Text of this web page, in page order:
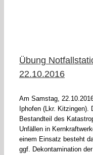
Übung
22.10.2016
Am Samstag,
Iphofen (Lkr. Kitzingen).
Bestandteil des
Unfällen in
einem Einsatz besteht
ggf. Dekontamination